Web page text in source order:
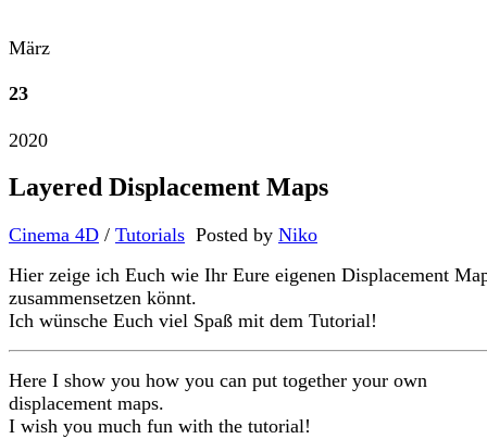
März
23
2020
Layered Displacement Maps
Cinema 4D / Tutorials Posted by Niko
Hier zeige ich Euch wie Ihr Eure eigenen Displacement
zusammensetzen könnt.
Ich wünsche Euch viel Spaß mit dem Tutorial!
Here I show you how you can put together your own
displacement maps.
I wish you much fun with the tutorial!